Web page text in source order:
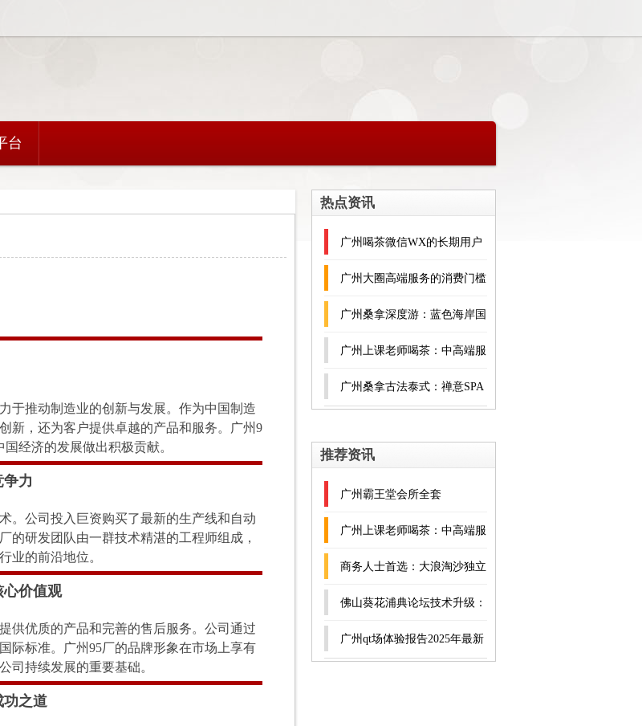
台
于推动制造业的创新与发展。作为中国制造
新，还为客户提供卓越的产品和服务。广州9
经济的发展做出积极贡献。
力
。公司投入巨资购买了最新的生产线和自动
的研发团队由一群技术精湛的工程师组成，
业的前沿地位。
价值观
供优质的产品和完善的售后服务。公司通过
际标准。广州95厂的品牌形象在市场上享有
司持续发展的重要基础。
之道
热点资讯
广州喝茶微信WX的长期用户
跟踪
广州大圈高端服务的消费门槛
解析
广州桑拿深度游：蓝色海岸国
际水会意大利风园林桑拿指南
广州上课老师喝茶：中高端服
务与98场部长微信实测
广州桑拿古法泰式：禅意SPA
合
推荐资讯
广州霸王堂会所全套
广州上课老师喝茶：中高端服
务与98场部长微信实测
商务人士首选：大浪淘沙独立
会议室的高效社交指南
佛山葵花浦典论坛技术升级：
数据安全与隐私保护机制
广州qt场体验报告2025年最新